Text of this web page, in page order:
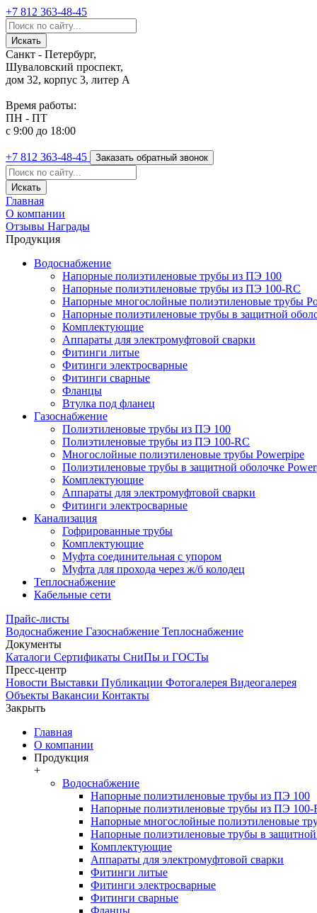
+7 812 363-48-45
Санкт - Петербург,
Шуваловский проспект,
дом 32, корпус 3, литер А
Время работы:
ПН - ПТ
с 9:00 до 18:00
+7 812 363-48-45 Заказать обратный звонок
Главная
О компании
Отзывы Награды
Продукция
Водоснабжение
Напорные полиэтиленовые трубы из ПЭ 100
Напорные полиэтиленовые трубы из ПЭ 100-RC
Напорные многослойные полиэтиленовые трубы
Напорные полиэтиленовые трубы в защитной
Комплектующие
Аппараты для электромуфтовой сварки
Фитинги литые
Фитинги электросварные
Фитинги сварные
Фланцы
Втулка под фланец
Газоснабжение
Полиэтиленовые трубы из ПЭ 100
Полиэтиленовые трубы из ПЭ 100-RC
Многослойные полиэтиленовые трубы Powerpipe
Полиэтиленовые трубы в защитной оболочке
Комплектующие
Аппараты для электромуфтовой сварки
Фитинги электросварные
Канализация
Гофрированные трубы
Комплектующие
Муфта соединительная с упором
Муфта для прохода через ж/б колодец
Теплоснабжение
Кабельные сети
Прайс-листы
Водоснабжение Газоснабжение Теплоснабжение
Документы
Каталоги Сертификаты СниПы и ГОСТы
Пресс-центр
Новости Выставки Публикации Фотогалерея Видеогалерея
Объекты Вакансии Контакты
Закрыть
Главная
О компании
Продукция
+
Водоснабжение
Напорные полиэтиленовые трубы из ПЭ 100
Напорные полиэтиленовые трубы из ПЭ 100-
Напорные многослойные полиэтиленовые
Напорные полиэтиленовые трубы в защитной
Комплектующие
Аппараты для электромуфтовой сварки
Фитинги литые
Фитинги электросварные
Фитинги сварные
Фланцы